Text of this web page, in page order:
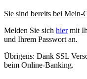
Sie sind bereits bei Mein-
Melden Sie sich hiermit
und Ihrem Passwort an.
Übrigens: Dank SSL
beim Online-Banking.